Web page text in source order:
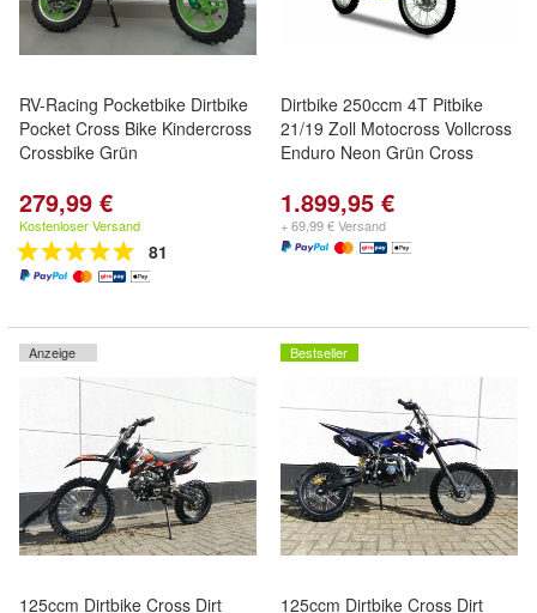
RV-Racing Pocketbike Dirtbike
Pocket Cross Bike Kindercross
Crossbike Grün
279,99 €
Kostenloser Versand
81
Dirtbike 250ccm 4T Pitbike
21/19 Zoll Motocross Vollcross
Enduro Neon Grün Cross
1.899,95 €
+ 69,99 € Versand
Anzeige
125ccm Dirtbike Cross Dirt
Bestseller
125ccm Dirtbike Cross Dirt